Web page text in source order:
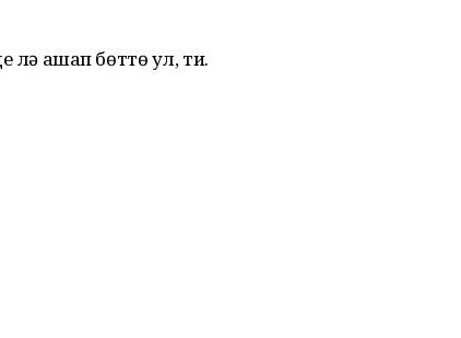
лә ашап бөттө ул, ти.